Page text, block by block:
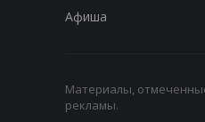
Афиша
Материалы,
рекламы.